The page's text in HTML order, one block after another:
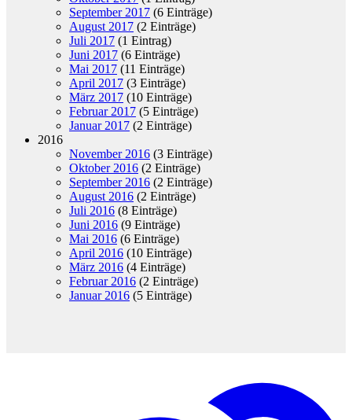
September 2017 (6 Einträge)
August 2017 (2 Einträge)
Juli 2017 (1 Eintrag)
Juni 2017 (6 Einträge)
Mai 2017 (11 Einträge)
April 2017 (3 Einträge)
März 2017 (10 Einträge)
Februar 2017 (5 Einträge)
Januar 2017 (2 Einträge)
2016
November 2016 (3 Einträge)
Oktober 2016 (2 Einträge)
September 2016 (2 Einträge)
August 2016 (2 Einträge)
Juli 2016 (8 Einträge)
Juni 2016 (9 Einträge)
Mai 2016 (6 Einträge)
April 2016 (10 Einträge)
März 2016 (4 Einträge)
Februar 2016 (2 Einträge)
Januar 2016 (5 Einträge)